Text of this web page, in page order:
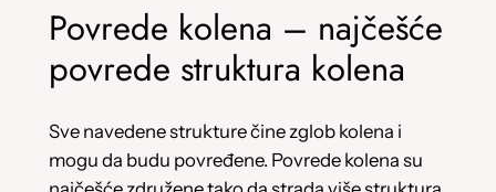
Povrede kolena – najčešće
povrede struktura kolena
Sve navedene strukture čine zglob kolena i
mogu da budu povređene. Povrede kolena su